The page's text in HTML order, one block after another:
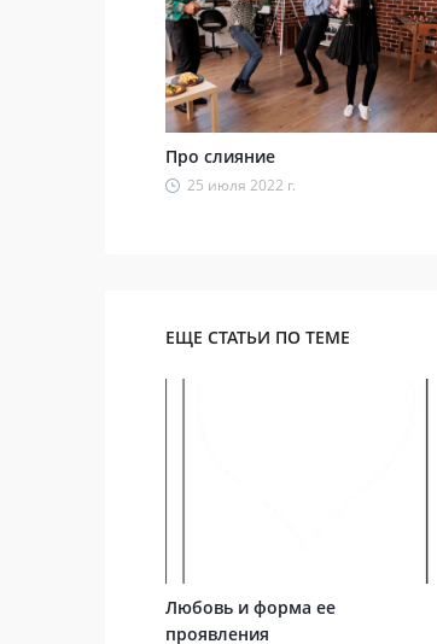
Про слияние
25 июля 2022 г.
ЕЩЕ СТАТЬИ ПО ТЕМЕ
Любовь и форма ее
проявления